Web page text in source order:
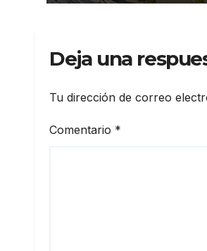
Deja una
Tu dirección de correo
Comentario *